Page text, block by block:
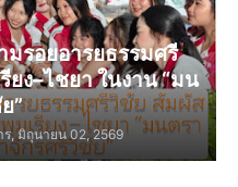
รอยอารยธรรมศรี
ง–ไชยา ในงาน “มน
”
ร, มิถุนายน 02, 2569